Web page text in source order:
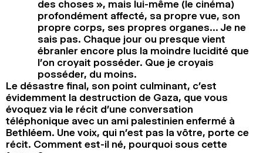
des choses », mais lui-même (le cinéma)
profondément affecté, sa propre vue, son
propre corps, ses propres organes… Je ne
sais pas. Chaque jour ou presque vient
ébranler encore plus la moindre lucidité que
l’on croyait posséder. Que je croyais
posséder, du moins.
Le désastre final, son point culminant, c’est
évidemment la destruction de Gaza, que vous
évoquez via le récit d’une conversation
téléphonique avec un ami palestinien enfermé à
Bethléem. Une voix, qui n’est pas la vôtre, porte ce
récit. Comment est-il né, pourquoi sous cette